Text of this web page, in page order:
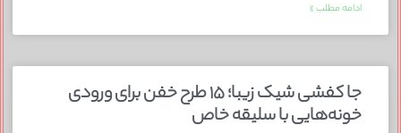
ادامه مطلب »
جا کفشی شیک زیبا؛ ۱۵ طرح خفن برای ورودی
خونه‌هایی با سلیقه خاص